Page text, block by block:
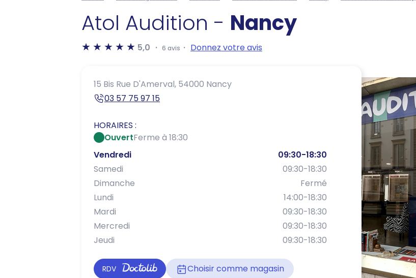
Atol Audition - Nancy
5,0 6 avis Donnez votre avis
15 Bis Rue D'Amerval, 54000 Nancy
03 57 75 97 15
HORAIRES :
OuvertFerme à 18:30
Vendredi
09:30-18:30
Samedi
09:30-18:30
Dimanche
Fermé
Lundi
14:00-18:30
Mardi
09:30-18:30
Mercredi
09:30-18:30
Jeudi
09:30-18:30
RDV Choisir comme magasin